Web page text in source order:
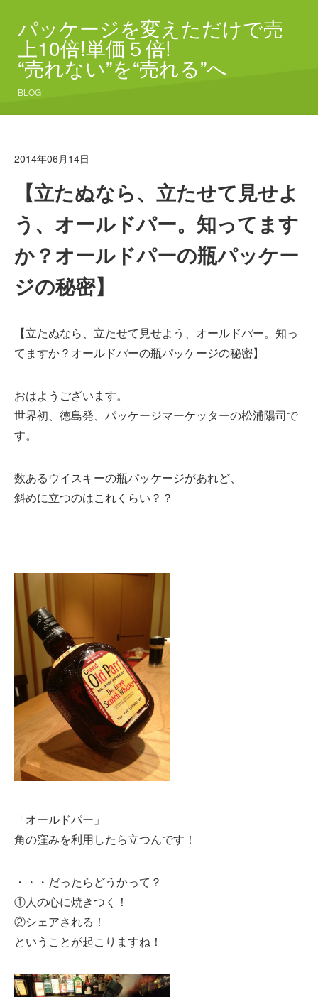
パッケージを変えただけで売
上10倍!単価５倍!
“売れない”を“売れる”へ
BLOG
2014年06月14日
【立たぬなら、立たせて見せよ
う、オールドパー。知ってます
か？オールドパーの瓶パッケー
ジの秘密】
【立たぬなら、立たせて見せよう、オールドパー。知っ
てますか？オールドパーの瓶パッケージの秘密】
おはようございます。
世界初、徳島発、パッケージマーケッターの松浦陽司で
す。
数あるウイスキーの瓶パッケージがあれど、
斜めに立つのはこれくらい？？
「オールドパー」
角の窪みを利用したら立つんです！
・・・だったらどうかって？
①人の心に焼きつく！
②シェアされる！
ということが起こりますね！